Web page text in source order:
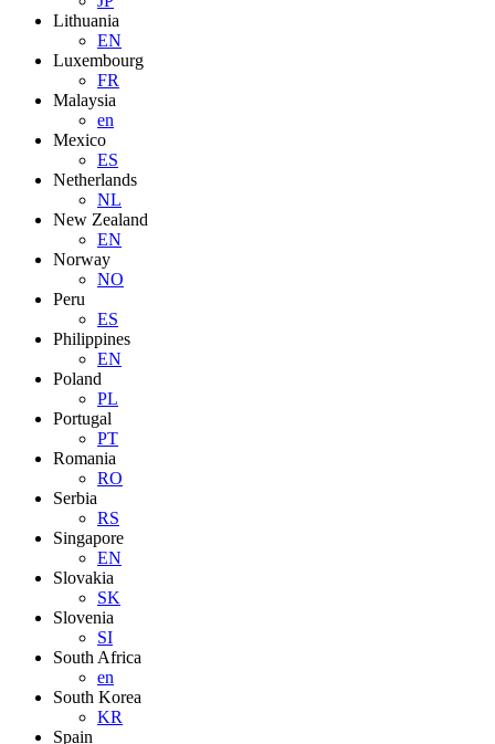
Lithuania
EN
Luxembourg
FR
Malaysia
en
Mexico
ES
Netherlands
NL
New Zealand
EN
Norway
NO
Peru
ES
Philippines
EN
Poland
PL
Portugal
PT
Romania
RO
Serbia
RS
Singapore
EN
Slovakia
SK
Slovenia
SI
South Africa
en
South Korea
KR
Spain